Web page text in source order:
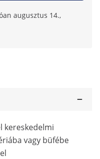
augusztus 14.,
kereskedelmi
vagy büfébe